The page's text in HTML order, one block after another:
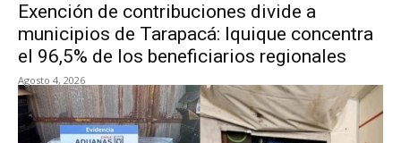
Exención de contribuciones divide a
municipios de Tarapacá: Iquique concentra
el 96,5% de los beneficiarios regionales
Agosto 4, 2026